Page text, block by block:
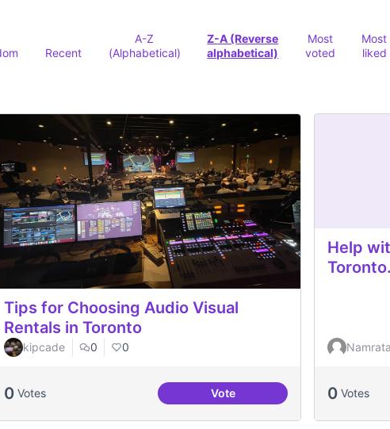
Recent
A-Z
(Alphabetical)
Z-A (Reverse
alphabetical)
Most
voted
Most
liked
Tips for Choosing Audio Visual
Rentals in Toronto
kipcade 0 0
0 Votes VoteTips for Choosing Audio Visual
Help
Toronto.
Namrata
0 Votes